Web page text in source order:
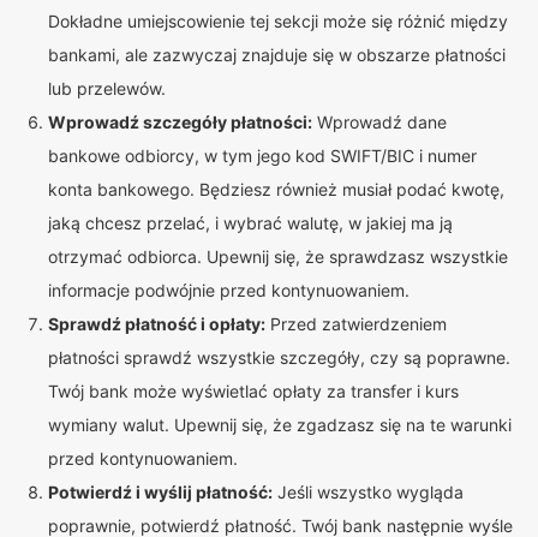
Dokładne umiejscowienie tej sekcji może się różnić między
bankami, ale zazwyczaj znajduje się w obszarze płatności
lub przelewów.
Wprowadź szczegóły płatności: Wprowadź dane
bankowe odbiorcy, w tym jego kod SWIFT/BIC i numer
konta bankowego. Będziesz również musiał podać kwotę,
jaką chcesz przelać, i wybrać walutę, w jakiej ma ją
otrzymać odbiorca. Upewnij się, że sprawdzasz wszystkie
informacje podwójnie przed kontynuowaniem.
Sprawdź płatność i opłaty: Przed zatwierdzeniem
płatności sprawdź wszystkie szczegóły, czy są poprawne.
Twój bank może wyświetlać opłaty za transfer i kurs
wymiany walut. Upewnij się, że zgadzasz się na te warunki
przed kontynuowaniem.
Potwierdź i wyślij płatność: Jeśli wszystko wygląda
poprawnie, potwierdź płatność. Twój bank następnie wyśle